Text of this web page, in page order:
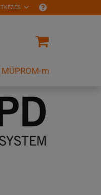
MÜPROM-m